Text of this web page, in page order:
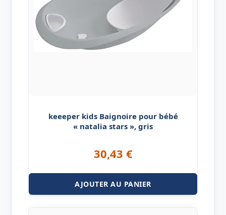
keeeper kids Baignoire pour bébé
« natalia stars », gris
30,43 €
AJOUTER AU PANIER